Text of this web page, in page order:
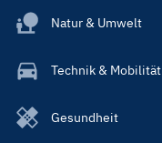
Natur & Umwelt
Technik & Mobilität
Gesundheit